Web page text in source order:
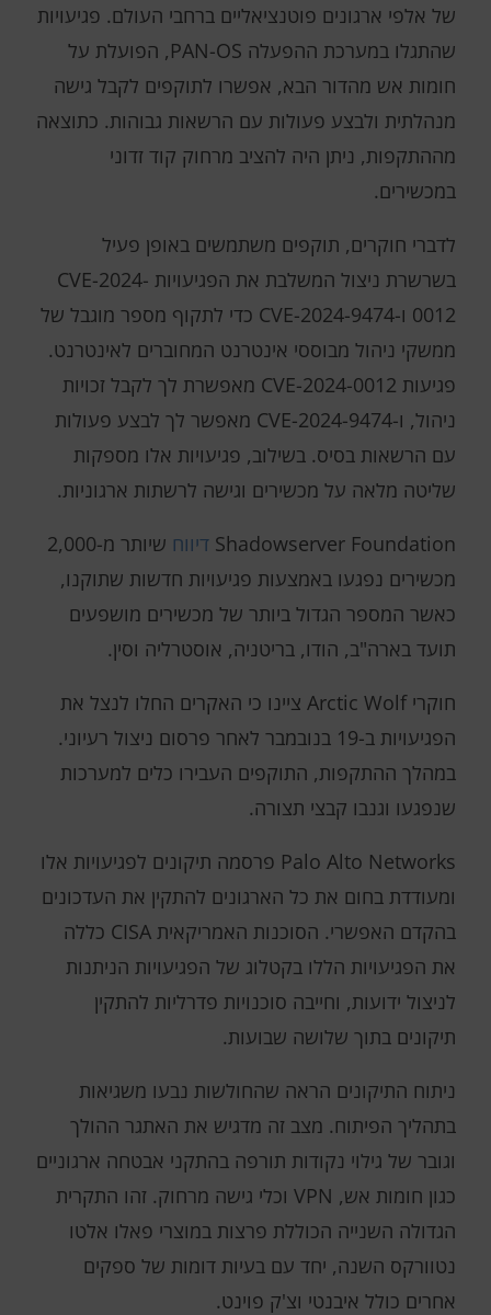
של אלפי ארגונים פוטנציאליים ברחבי העולם. פגיעויות
שהתגלו במערכת ההפעלה PAN-OS, הפועלת על
חומות אש מהדור הבא, אפשרו לתוקפים לקבל גישה
מנהלתית ולבצע פעולות עם הרשאות גבוהות. כתוצאה
מההתקפות, ניתן היה להציב מרחוק קוד זדוני
במכשירים.
לדברי חוקרים, תוקפים משתמשים באופן פעיל
בשרשרת ניצול המשלבת את הפגיעויות CVE-2024-
0012 ו-CVE-2024-9474 כדי לתקוף מספר מוגבל של
ממשקי ניהול מבוססי אינטרנט המחוברים לאינטרנט.
פגיעות CVE-2024-0012 מאפשרת לך לקבל זכויות
ניהול, ו-CVE-2024-9474 מאפשר לך לבצע פעולות
עם הרשאות בסיס. בשילוב, פגיעויות אלו מספקות
שליטה מלאה על מכשירים וגישה לרשתות ארגוניות.
Shadowserver Foundation דיווח
שיותר מ-2,000
מכשירים נפגעו באמצעות פגיעויות חדשות שתוקנו,
כאשר המספר הגדול ביותר של מכשירים מושפעים
תועד בארה"ב, הודו, בריטניה, אוסטרליה וסין.
חוקרי Arctic Wolf ציינו כי האקרים החלו לנצל את
הפגיעויות ב-19 בנובמבר לאחר פרסום ניצול רעיוני.
במהלך ההתקפות, התוקפים העבירו כלים למערכות
שנפגעו וגנבו קבצי תצורה.
Palo Alto Networks פרסמה תיקונים לפגיעויות אלו
ומעודדת בחום את כל הארגונים להתקין את העדכונים
בהקדם האפשרי. הסוכנות האמריקאית CISA כללה
את הפגיעויות הללו בקטלוג של הפגיעויות הניתנות
לניצול ידועות, וחייבה סוכנויות פדרליות להתקין
תיקונים בתוך שלושה שבועות.
ניתוח התיקונים הראה שהחולשות נבעו משגיאות
בתהליך הפיתוח. מצב זה מדגיש את האתגר ההולך
וגובר של גילוי נקודות תורפה בהתקני אבטחה ארגוניים
כגון חומות אש, VPN וכלי גישה מרחוק. זהו התקרית
הגדולה השנייה הכוללת פרצות במוצרי פאלו אלטו
נטוורקס השנה, יחד עם בעיות דומות של ספקים
אחרים כולל איבנטי וצ'ק פוינט.